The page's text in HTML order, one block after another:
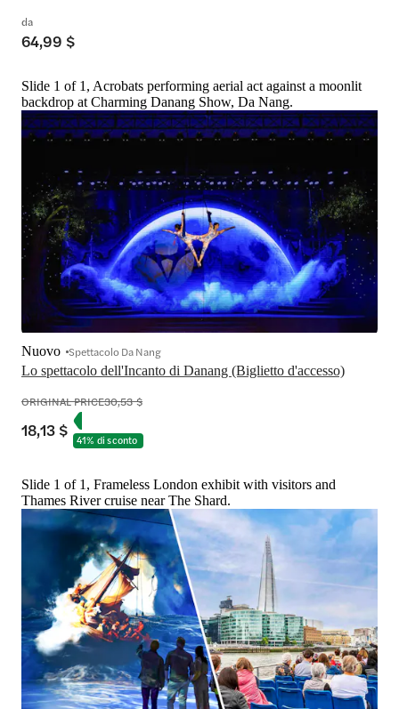
da
64,99 $
Slide 1 of 1, Acrobats performing aerial act against a moonlit
backdrop at Charming Danang Show, Da Nang.
Lo spettacolo dell'Incanto di Danang (Biglietto d'accesso)
Nuovo Spettacolo Da Nang
ORIGINAL PRICE30,53 $
18,13 $ 41% di sconto
Slide 1 of 1, Frameless London exhibit with visitors and
Thames River cruise near The Shard.